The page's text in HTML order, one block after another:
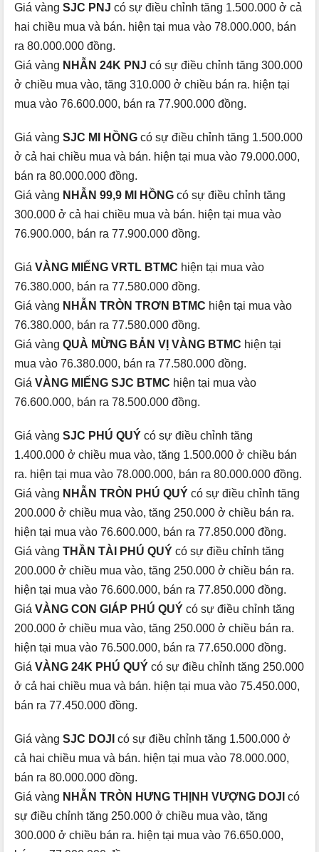
Giá vàng SJC PNJ có sự điều chỉnh tăng 1.500.000 ở cả
hai chiều mua và bán. hiện tại mua vào 78.000.000, bán
ra 80.000.000 đồng.
Giá vàng NHẪN 24K PNJ có sự điều chỉnh tăng 300.000
ở chiều mua vào, tăng 310.000 ở chiều bán ra. hiện tại
mua vào 76.600.000, bán ra 77.900.000 đồng.
Giá vàng SJC MI HỒNG có sự điều chỉnh tăng 1.500.000
ở cả hai chiều mua và bán. hiện tại mua vào 79.000.000,
bán ra 80.000.000 đồng.
Giá vàng NHẪN 99,9 MI HỒNG có sự điều chỉnh tăng
300.000 ở cả hai chiều mua và bán. hiện tại mua vào
76.900.000, bán ra 77.900.000 đồng.
Giá VÀNG MIẾNG VRTL BTMC hiện tại mua vào
76.380.000, bán ra 77.580.000 đồng.
Giá vàng NHẪN TRÒN TRƠN BTMC hiện tại mua vào
76.380.000, bán ra 77.580.000 đồng.
Giá vàng QUÀ MỪNG BẢN VỊ VÀNG BTMC hiện tại
mua vào 76.380.000, bán ra 77.580.000 đồng.
Giá VÀNG MIẾNG SJC BTMC hiện tại mua vào
76.600.000, bán ra 78.500.000 đồng.
Giá vàng SJC PHÚ QUÝ có sự điều chỉnh tăng
1.400.000 ở chiều mua vào, tăng 1.500.000 ở chiều bán
ra. hiện tại mua vào 78.000.000, bán ra 80.000.000 đồng.
Giá vàng NHẪN TRÒN PHÚ QUÝ có sự điều chỉnh tăng
200.000 ở chiều mua vào, tăng 250.000 ở chiều bán ra.
hiện tại mua vào 76.600.000, bán ra 77.850.000 đồng.
Giá vàng THẦN TÀI PHÚ QUÝ có sự điều chỉnh tăng
200.000 ở chiều mua vào, tăng 250.000 ở chiều bán ra.
hiện tại mua vào 76.600.000, bán ra 77.850.000 đồng.
Giá VÀNG CON GIÁP PHÚ QUÝ có sự điều chỉnh tăng
200.000 ở chiều mua vào, tăng 250.000 ở chiều bán ra.
hiện tại mua vào 76.500.000, bán ra 77.650.000 đồng.
Giá VÀNG 24K PHÚ QUÝ có sự điều chỉnh tăng 250.000
ở cả hai chiều mua và bán. hiện tại mua vào 75.450.000,
bán ra 77.450.000 đồng.
Giá vàng SJC DOJI có sự điều chỉnh tăng 1.500.000 ở
cả hai chiều mua và bán. hiện tại mua vào 78.000.000,
bán ra 80.000.000 đồng.
Giá vàng NHẪN TRÒN HƯNG THỊNH VƯỢNG DOJI có
sự điều chỉnh tăng 250.000 ở chiều mua vào, tăng
300.000 ở chiều bán ra. hiện tại mua vào 76.650.000,